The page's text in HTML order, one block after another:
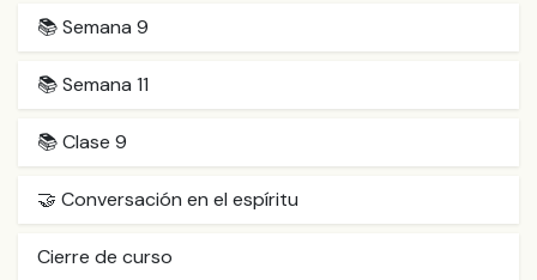
📚 Semana 9
📚 Semana 11
📚 Clase 9
🤝 Conversación en el espíritu
Cierre de curso